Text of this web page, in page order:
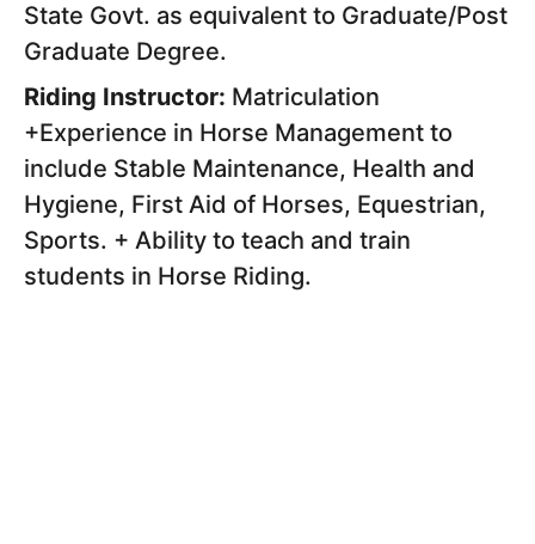
State Govt. as equivalent to Graduate/Post
Graduate Degree.
Riding Instructor: Matriculation
+Experience in Horse Management to
include Stable Maintenance, Health and
Hygiene, First Aid of Horses, Equestrian,
Sports. + Ability to teach and train
students in Horse Riding.